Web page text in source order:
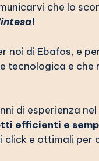
che lo
!
di Ebafos, e
tecnologica e
di esperienza
efficienti e
e ottimali per